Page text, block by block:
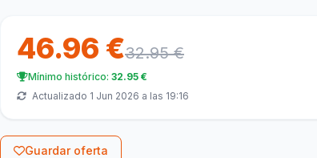
46.96 €32.95 €
Mínimo histórico: 32.95 €
Actualizado 1 Jun 2026 a las 19:16
Guardar oferta